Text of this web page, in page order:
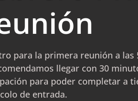
para la primera reunión a las
llegar con 30
para poder completar a
de entrada.